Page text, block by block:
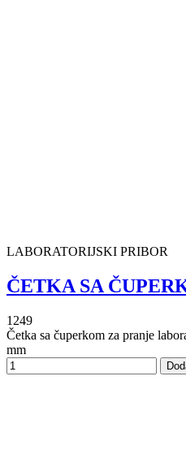
LABORATORIJSKI PRIBOR
ČETKA SA
1249
Četka sa čuperkom za pranje
mm